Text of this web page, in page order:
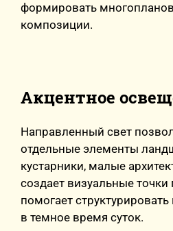
формировать
композиции.
Акцентное
Направленный свет
отдельные элементы
кустарники, малые
создает визуальные
помогает
в темное время суток.